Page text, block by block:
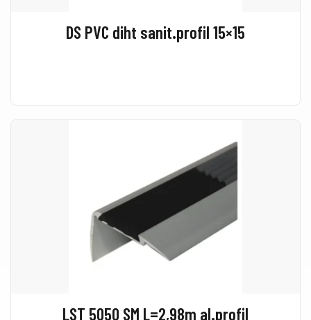
DS PVC diht sanit.profil 15×15
LST 5050 SM L=2,98m al.profil